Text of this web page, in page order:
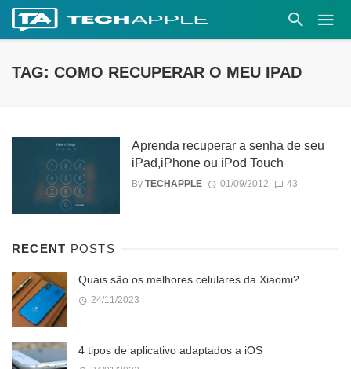
TAG: COMO RECUPERAR O MEU IPAD
Aprenda recuperar a senha de seu
iPad,iPhone ou iPod Touch
By TECHAPPLE 01/09/2012 43
RECENT POSTS
Quais são os melhores celulares da Xiaomi?
24/11/2023
4 tipos de aplicativo adaptados a iOS